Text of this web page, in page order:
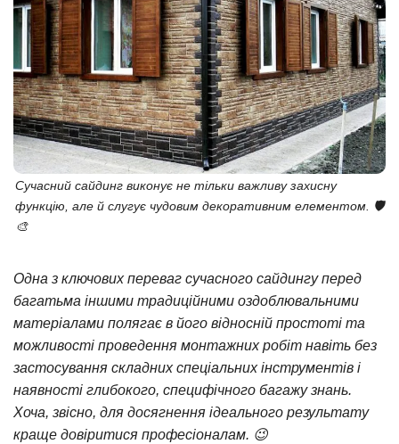
Сучасний сайдинг виконує не тільки важливу захисну
функцію, але й слугує чудовим декоративним елементом. 🛡️
🎨
Одна з ключових переваг сучасного сайдингу перед
багатьма іншими традиційними оздоблювальними
матеріалами полягає в його відносній простоті та
можливості проведення монтажних робіт навіть без
застосування складних спеціальних інструментів і
наявності глибокого, специфічного багажу знань.
Хоча, звісно, для досягнення ідеального результату
краще довіритися професіоналам. 😉